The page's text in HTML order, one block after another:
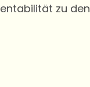
zu den